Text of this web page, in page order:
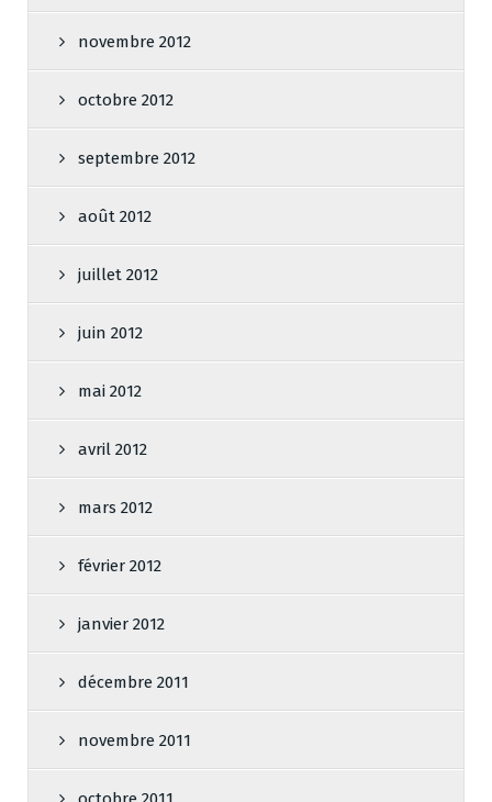
novembre 2012
octobre 2012
septembre 2012
août 2012
juillet 2012
juin 2012
mai 2012
avril 2012
mars 2012
février 2012
janvier 2012
décembre 2011
novembre 2011